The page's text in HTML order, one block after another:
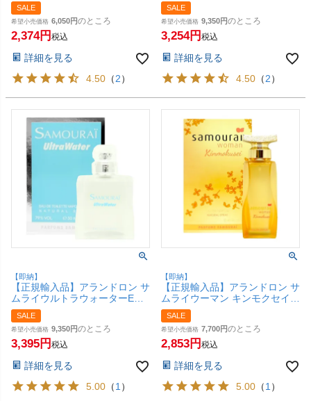
SALE
希望小売価格 6,050 のところ
2,374 税込
詳細を見る
4.50 （2）
SP(オードトワレ)【香水】
【SBT】
SALE
希望小売価格 9,350 のところ
3,254 税込
詳細を見る
4.50 （2）
【即納】
【正規輸入品】アランドロン サ
ムライウルトラウォーターEDT
50ml SP(オードトワレ)【香
水】【SBT】 (6058098)
SALE
希望小売価格 9,350 のところ
3,395 税込
詳細を見る
5.00 （1）
【即納】
【正規輸入品】アランドロン サ
ムライウーマン キンモクセイ
EDP 40ml SP(オードパルファ
ム)【香水】【SBT】 (6058414)
SALE
希望小売価格 7,700 のところ
2,853 税込
詳細を見る
5.00 （1）